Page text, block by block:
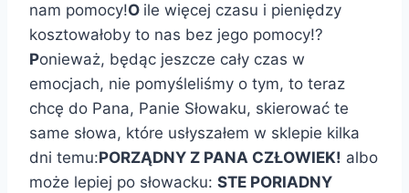
nam pomocy!O ile więcej czasu i pieniędzy
kosztowałoby to nas bez jego pomocy!?
Ponieważ, będąc jeszcze cały czas w
emocjach, nie pomyśleliśmy o tym, to teraz
chcę do Pana, Panie Słowaku, skierować te
same słowa, które usłyszałem w sklepie kilka
dni temu:PORZĄDNY Z PANA CZŁOWIEK! albo
może lepiej po słowacku: STE PORIADNY